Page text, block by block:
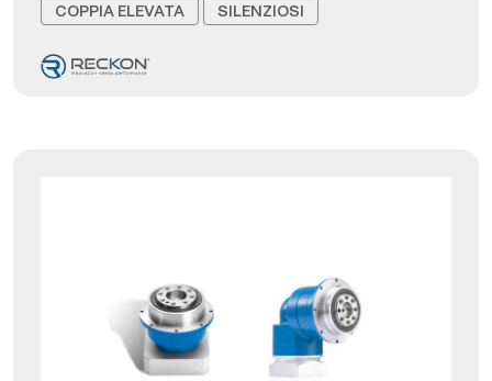
COPPIA ELEVATA SILENZIOSI